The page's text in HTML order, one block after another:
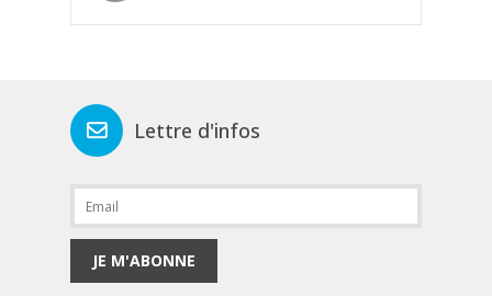
Lettre d'infos
JE M'ABONNE